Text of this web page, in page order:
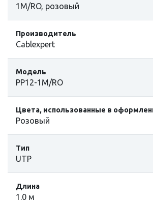
1M/RO, розовый
Производитель
Cablexpert
Модель
PP12-1M/RO
Цвета, использованные в
Розовый
Тип
UTP
Длина
1.0 м